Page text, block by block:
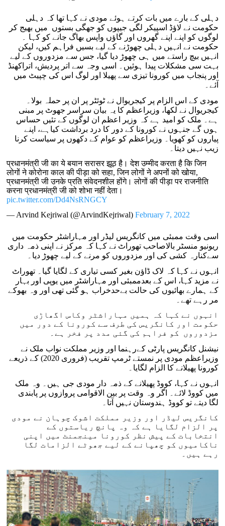
دہلی کے بارے میں بات کرتے ہوئے مودی نے کہا تھا کہ دہلی
حکومت نے لاؤڈ اسپیکر لگی جیپوں کو جھگی بستوں میں بھیج کر
لوگوں کو اپنے اپنے گھروں اور گاؤں واپس بھاگ جانے کو کہا ۔
حکومت نے انہیں دہلی چھوڑنے کے لیے بسیں فراہم کیں، لیکن
انہیں بیچ راستے میں ہی چھوڑ دیا گیا، جس سے مزدوروں کے لیے
بہت سی مشکلات پیدا ہوئیں۔ اسی وجہ سے اتر پردیش، اتراکھنڈ
اور پنجاب میں کورونا تیزی سے پھیلا اور لوگ اس کی چپیٹ میں
آئے۔
مودی کے اس الزام پر کیجریوال نے ٹوئٹر پر ان پر حملہ بولا۔
کیجریوال نے لکھا، وزیراعظم کا یہ بیان سراسر جھوٹ پر مبنی
ہے۔ ملک کو امید ہے کہ وزیر اعظم ان لوگوں کے تئیں حساس
ہوں گے جنہوں نے کورونا کے دور کا درد برداشت کیاہے، اپنے
پیاروں کو کھویا۔ وزیراعظم کو عوام کے دکھوں پر سیاست کرنا
زیب نہیں دیتا۔
प्रधानमंत्री जी का ये बयान सरासर झूठ है। देश उम्मीद करता है कि जिन
लोगों ने कोरोना काल की पीड़ा को सहा, जिन लोगों ने अपनों को खोया,
प्रधानमंत्री जी उनके प्रति संवेदनशील होंगे। लोगों की पीड़ा पर राजनीति
करना प्रधानमंत्री जी को शोभा नहीं देता।
pic.twitter.com/Dd4NsRNGCY
— Arvind Kejriwal (@ArvindKejriwal)February 7, 2022
اسی وقت ممبئی میں کانگریس لیڈر اور مہاراشٹر حکومت میں
ریونیو منسٹر بالاصاحب تھوراٹ نے کہا کہ مرکز نے اپنی ذمہ داری
سےکنارہ کشی کی اور مزدوروں کو مرنے کے لیے چھوڑ دیا۔
انہوں نے کہا کہ لاک ڈاؤن بغیر کسی تیاری کے لگایا گیا۔ تھوراٹ
نے مزید کہا، اس کے بعدممبئی اور مہاراشٹر میں یوپی اور بہار
کے ہمارے بھائیوں کی حالت بےحدخراب ہو گئی تھی اور وہ بھوکے
مر رہے تھے۔
انہوں نے کہا کہ ہمیں مہاراشٹر وکاس اگھاڑی
حکومت اور کانگریس کی طرف سے کورونا کے دور میں
مزدوروں کو فراہم کی گئی مدد پر فخر ہے۔
نیشنل کانگریس پارٹی کےرہنما اور وزیر مملکت نواب ملک نے
وزیراعظم مودی پر نمستے ٹرمپ تقریب (فروری 2020) کے ذریعے
کورونا پھیلانے کا الزام لگایا۔
انہوں نے کہا، کووڈ پھیلانے کے ذمہ دار مودی جی ہیں۔ وہ ملک
میں کووڈ لائے۔ اگر وہ وقت پر بین الاقوامی پروازوں پر پابندی
لگا دیتے تو کووڈ ہندوستان نہیں آتا۔
کانگریس لیڈر اور وزیر مملکت اشوک چوہان نے مودی
پر الزام لگایا ہے کہ وہ پانچ ریاستوں کے
انتخابات کے پیش نظر کورونا مینجمنٹ میں اپنی
ناکامیوں کو چھپانے کے لیے جھوٹے الزامات لگا
رہے ہیں۔